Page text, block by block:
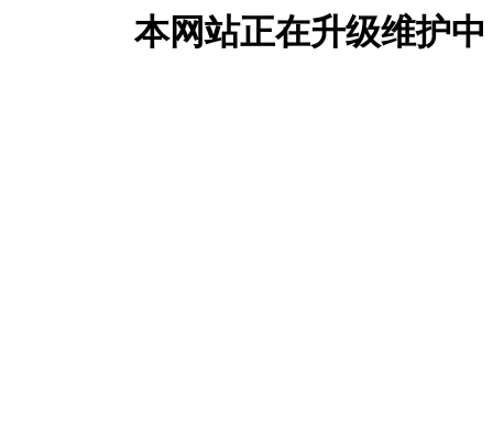
本网站正在升级维护